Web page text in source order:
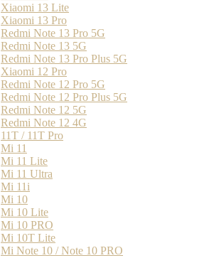
Xiaomi 13 Lite
Xiaomi 13 Pro
Redmi Note 13 Pro 5G
Redmi Note 13 5G
Redmi Note 13 Pro Plus 5G
Xiaomi 12 Pro
Redmi Note 12 Pro 5G
Redmi Note 12 Pro Plus 5G
Redmi Note 12 5G
Redmi Note 12 4G
11T / 11T Pro
Mi 11
Mi 11 Lite
Mi 11 Ultra
Mi 11i
Mi 10
Mi 10 Lite
Mi 10 PRO
Mi 10T Lite
Mi Note 10 / Note 10 PRO